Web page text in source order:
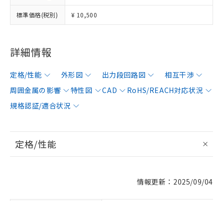
標準価格(税別) ¥ 10,500
詳細情報
定格/性能 外形図 出力段回路図
相互干渉
周囲金属の影響
特性図 CAD
RoHS/REACH対応状況
規格認証/適合状況
定格/性能
情報更新：2025/09/04